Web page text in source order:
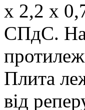
х 2,2 х
СПдС.
Плита
від